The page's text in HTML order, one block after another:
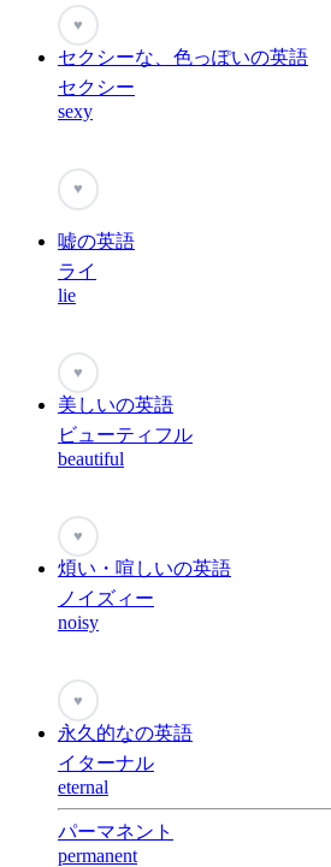
♥
セクシーな、色っぽいの英語
セクシー
sexy
♥
嘘の英語
ライ
lie
♥
美しいの英語
ビューティフル
beautiful
♥
煩い・喧しいの英語
ノイズィー
noisy
♥
永久的なの英語
イターナル
eternal
パーマネント
permanent